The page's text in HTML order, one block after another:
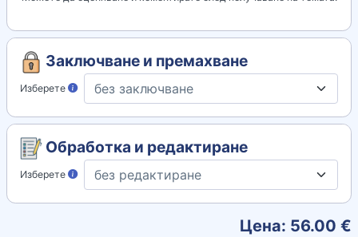
Заключване и премахване
Изберете
Обработка и редактиране
Изберете
Цена: 56.00 €